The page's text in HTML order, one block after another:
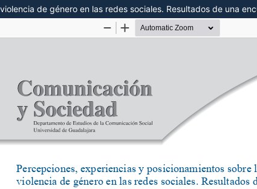
de género en las redes sociales. Resultados de una